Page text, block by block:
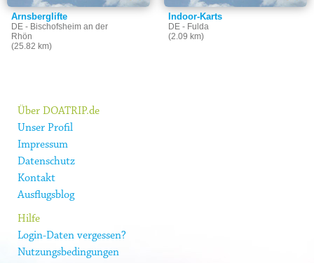
Arnsberglifte
DE - Bischofsheim an der
Rhön
(25.82 km)
Indoor-Karts
DE - Fulda
(2.09 km)
Über DOATRIP.de
Unser Profil
Impressum
Datenschutz
Kontakt
Ausflugsblog
Hilfe
Login-Daten vergessen?
Nutzungsbedingungen